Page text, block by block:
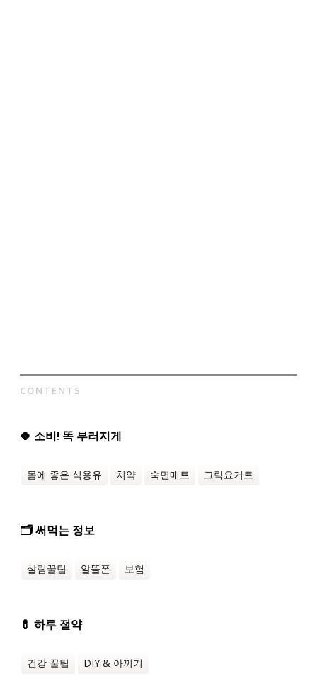
CONTENTS
🍀 소비! 똑 부러지게
몸에 좋은 식용유 치약 숙면매트 그릭요거트
🗂️ 써먹는 정보
살림꿀팁 알뜰폰 보험
💊 하루 절약
건강 꿀팁 DIY & 아끼기